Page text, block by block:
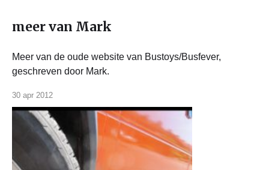
meer van Mark
Meer van de oude website van Bustoys/Busfever,
geschreven door Mark.
30 apr 2012